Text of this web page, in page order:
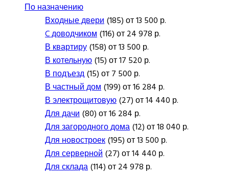
По назначению
Входные двери(185) от 13 500 р.
C доводчиком(116) от 24 978 р.
В квартиру(158) от 13 500 р.
В котельную(15) от 17 520 р.
В подъезд(15) от 7 500 р.
В частный дом(199) от 16 284 р.
В электрощитовую(27) от 14 440 р.
Для дачи(80) от 16 284 р.
Для загородного дома(12) от 18 040 р.
Для новостроек(195) от 13 500 р.
Для серверной(27) от 14 440 р.
Для склада(114) от 24 978 р.